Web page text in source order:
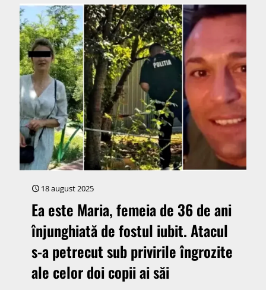
18 august 2025
Ea este Maria, femeia de 36 de ani
înjunghiată de fostul iubit. Atacul
s-a petrecut sub privirile îngrozite
ale celor doi copii ai săi